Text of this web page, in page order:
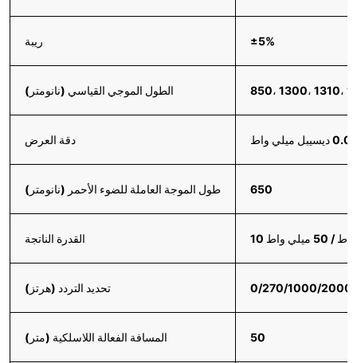
ريبة ±5%
الطول الموجي القياسي (نانومتر) 1490، 1550، 1625
دقة العرض
طول الموجة العاملة للضوء الأحمر (نانومتر) 650
القدرة الناتجة
تحديد التردد (هرتز) 0/270/1000/2000
المسافة الفعالة اللاسلكية (متر) 50